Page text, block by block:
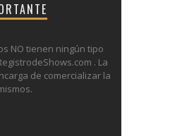
NO tienen ningún tipo
. La
de comercializar la